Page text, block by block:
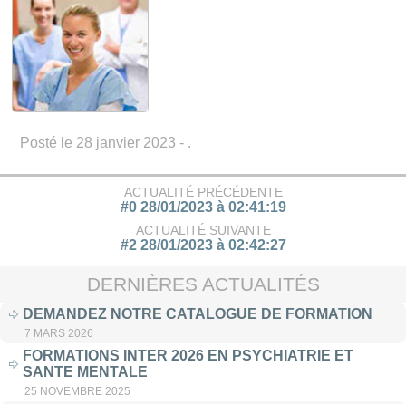
Posté le 28 janvier 2023 - .
ACTUALITÉ PRÉCÉDENTE
#0 28/01/2023 à 02:41:19
ACTUALITÉ SUIVANTE
#2 28/01/2023 à 02:42:27
DERNIÈRES ACTUALITÉS
DEMANDEZ NOTRE CATALOGUE DE FORMATION
7 MARS 2026
FORMATIONS INTER 2026 EN PSYCHIATRIE ET
SANTE MENTALE
25 NOVEMBRE 2025